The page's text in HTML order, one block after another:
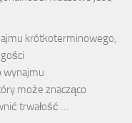
krótkoterminowego,
wynajmu
może znacząco
trwałość …